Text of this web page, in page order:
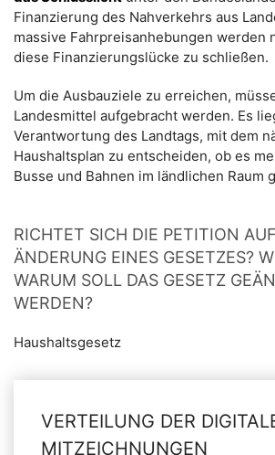
Finanzierung des Nahverkehrs aus
massive Fahrpreisanhebungen werden
diese Finanzierungslücke zu schließen.
Um die Ausbauziele zu erreichen,
Landesmittel aufgebracht werden. Es
Verantwortung des Landtags, mit dem
Haushaltsplan zu entscheiden, ob es
Busse und Bahnen im ländlichen Raum
RICHTET SICH DIE PETITION
ÄNDERUNG EINES GESETZES?
WARUM SOLL DAS GESETZ
WERDEN?
Haushaltsgesetz
VERTEILUNG DER
MITZEICHNUNGEN